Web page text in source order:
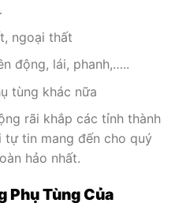
ngoại thất
động, lái, phanh,…..
tùng khác nữa
rãi khắp các tỉnh thành
tin mang đến cho quý
hảo nhất.
Phụ Tùng Của